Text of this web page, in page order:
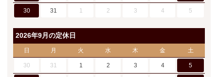
30 31 1 2 3 4 5
2026年9月の定休日
日 月 火 水 木 金 土
30 31 1 2 3 4 5